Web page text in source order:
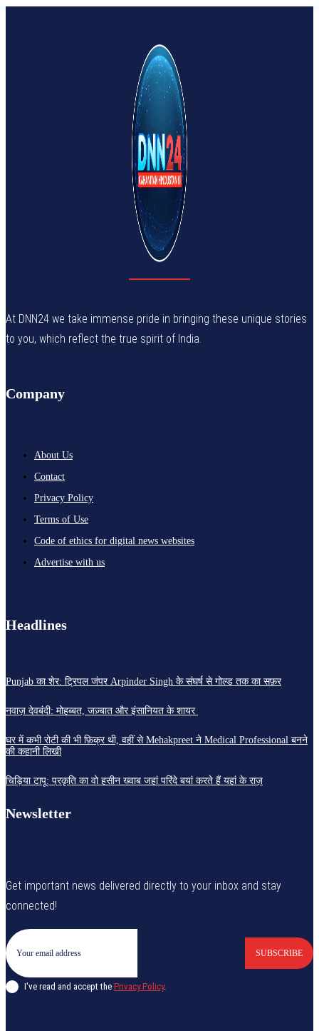
At DNN24 we take immense pride in bringing these unique stories
to you, which reflect the true spirit of India.
Company
About Us
Contact
Privacy Policy
Terms of Use
Code of ethics for digital news websites
Advertise with us
Headlines
Punjab का शेर: ट्रिपल जंपर Arpinder Singh के संघर्ष से गोल्ड तक का सफ़र
नवाज़ देवबंदी: मोहब्बत, जज़्बात और इंसानियत के शायर
घर में कभी रोटी की भी फ़िक्र थी, वहीं से Mehakpreet ने Medical Professional बनने
की कहानी लिखी
चिड़िया टापू: प्रकृति का वो हसीन ख्वाब जहां परिंदे बयां करते हैं यहां के राज़
Newsletter
Get important news delivered directly to your inbox and stay
connected!
SUBSCRIBE
I've read and accept the Privacy Policy.